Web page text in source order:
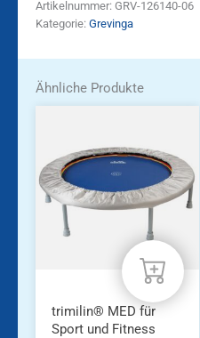
Artikelnummer: GRV-126140-06
Kategorie: Grevinga
Ähnliche Produkte
trimilin® MED für
Sport und Fitness